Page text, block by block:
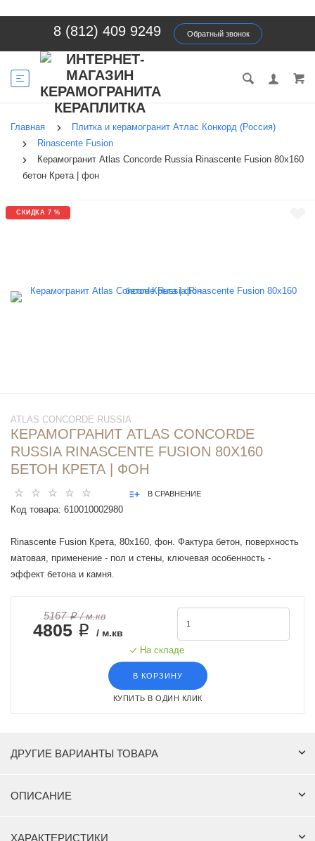
8 (812) 409 9249 Обратный звонок
Главная
Плитка и керамогранит Атлас Конкорд (Россия)
Rinascente Fusion
Керамогранит Atlas Concorde Russia Rinascente Fusion 80x160
бетон Крета | фон
СКИДКА 7 %
ATLAS CONCORDE RUSSIA
КЕРАМОГРАНИТ ATLAS CONCORDE
RUSSIA RINASCENTE FUSION 80X160
БЕТОН КРЕТА | ФОН
В СРАВНЕНИЕ
Код товара: 610010002980
Rinascente Fusion Крета, 80x160, фон. Фактура бетон, поверхность
матовая, применение - пол и стены, ключевая особенность -
эффект бетона и камня.
5167 ₽/ м.кв
4805 ₽ / м.кв
На складе
В КОРЗИНУ
КУПИТЬ В ОДИН КЛИК
ДРУГИЕ ВАРИАНТЫ ТОВАРА
ОПИСАНИЕ
ХАРАКТЕРИСТИКИ